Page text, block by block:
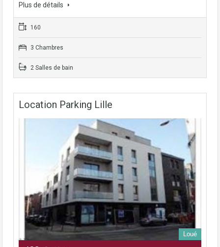
Plus de détails
160
3 Chambres
2 Salles de bain
Location Parking Lille
Loué